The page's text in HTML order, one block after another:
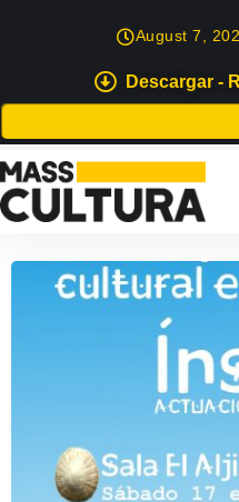
Descargar -
August 7,